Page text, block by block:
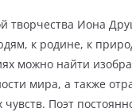
творчества Иона
к родине, к
можно найти
мира, а также
чувств. Поэт